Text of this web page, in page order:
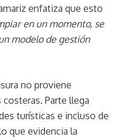
enfatiza que esto
en un momento, se
modelo de gestión
no proviene
Parte llega
turísticas e incluso de
que evidencia la